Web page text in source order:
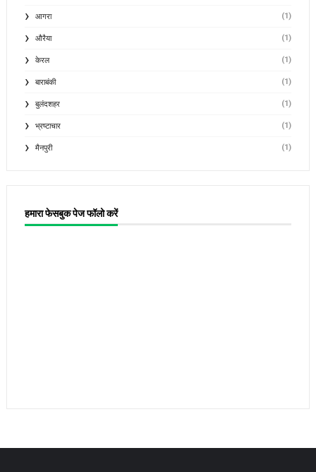
आगरा (1)
औरैया (1)
केरल (1)
बाराबंकी (1)
बुलंदशहर (1)
भ्रष्टाचार (1)
मैनपुरी (1)
हमारा फेसबुक पेज फॉलो करें